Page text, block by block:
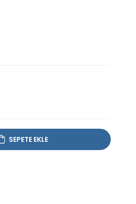
SEPETE EKLE